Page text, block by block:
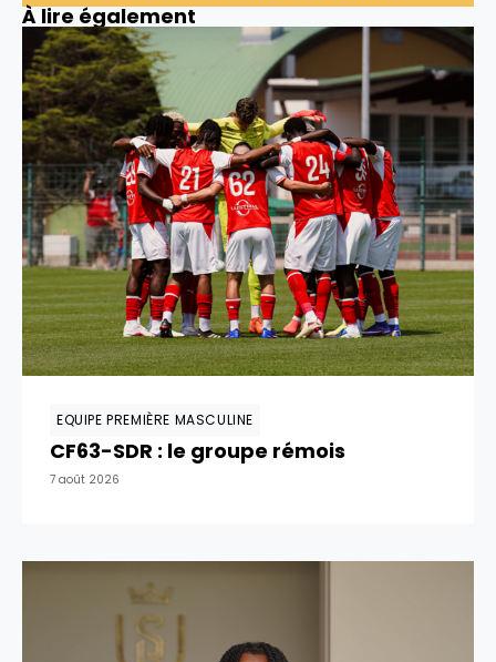
À lire également
EQUIPE PREMIÈRE MASCULINE
CF63-SDR : le groupe rémois
7 août 2026